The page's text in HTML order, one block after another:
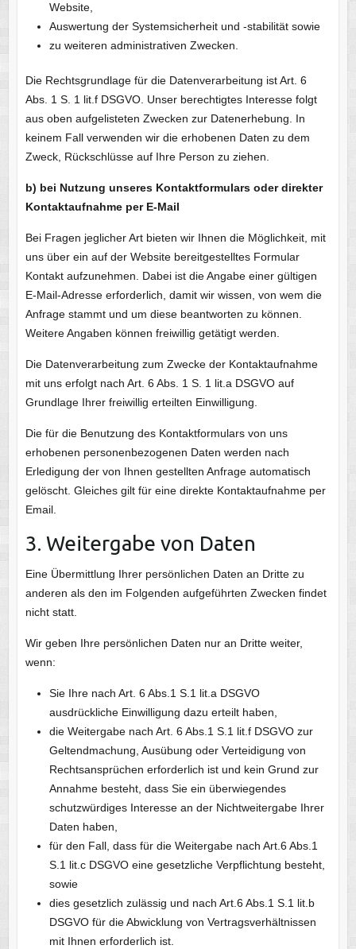
Website,
Auswertung der Systemsicherheit und -stabilität sowie
zu weiteren administrativen Zwecken.
Die Rechtsgrundlage für die Datenverarbeitung ist Art. 6
Abs. 1 S. 1 lit.f DSGVO. Unser berechtigtes Interesse folgt
aus oben aufgelisteten Zwecken zur Datenerhebung. In
keinem Fall verwenden wir die erhobenen Daten zu dem
Zweck, Rückschlüsse auf Ihre Person zu ziehen.
b) bei Nutzung unseres Kontaktformulars oder direkter
Kontaktaufnahme per E-Mail
Bei Fragen jeglicher Art bieten wir Ihnen die Möglichkeit, mit
uns über ein auf der Website bereitgestelltes Formular
Kontakt aufzunehmen. Dabei ist die Angabe einer gültigen
E-Mail-Adresse erforderlich, damit wir wissen, von wem die
Anfrage stammt und um diese beantworten zu können.
Weitere Angaben können freiwillig getätigt werden.
Die Datenverarbeitung zum Zwecke der Kontaktaufnahme
mit uns erfolgt nach Art. 6 Abs. 1 S. 1 lit.a DSGVO auf
Grundlage Ihrer freiwillig erteilten Einwilligung.
Die für die Benutzung des Kontaktformulars von uns
erhobenen personenbezogenen Daten werden nach
Erledigung der von Ihnen gestellten Anfrage automatisch
gelöscht. Gleiches gilt für eine direkte Kontaktaufnahme per
Email.
3. Weitergabe von Daten
Eine Übermittlung Ihrer persönlichen Daten an Dritte zu
anderen als den im Folgenden aufgeführten Zwecken findet
nicht statt.
Wir geben Ihre persönlichen Daten nur an Dritte weiter,
wenn:
Sie Ihre nach Art. 6 Abs.1 S.1 lit.a DSGVO
ausdrückliche Einwilligung dazu erteilt haben,
die Weitergabe nach Art. 6 Abs.1 S.1 lit.f DSGVO zur
Geltendmachung, Ausübung oder Verteidigung von
Rechtsansprüchen erforderlich ist und kein Grund zur
Annahme besteht, dass Sie ein überwiegendes
schutzwürdiges Interesse an der Nichtweitergabe Ihrer
Daten haben,
für den Fall, dass für die Weitergabe nach Art.6 Abs.1
S.1 lit.c DSGVO eine gesetzliche Verpflichtung besteht,
sowie
dies gesetzlich zulässig und nach Art.6 Abs.1 S.1 lit.b
DSGVO für die Abwicklung von Vertragsverhältnissen
mit Ihnen erforderlich ist.